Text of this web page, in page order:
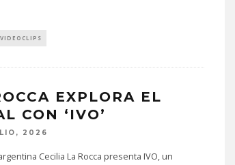
VIDEOCLIPS
EXPLORA EL
CON ‘IVO’
2026
Cecilia La Rocca presenta IVO, un
DANIELLE PONDER ANUNCIA
NUEVO ÁLBUM Y ADELANTA
‘SUN AND MOON’